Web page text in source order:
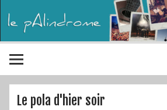
Le pola d'hier soir